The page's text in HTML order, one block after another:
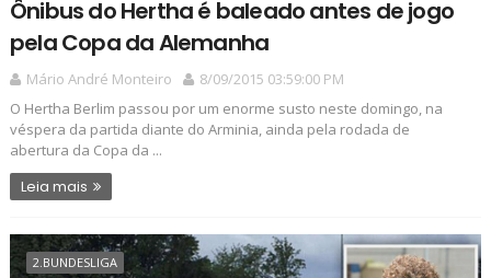
Ônibus do Hertha é baleado antes de jogo
pela Copa da Alemanha
Mário André Monteiro
8/09/2015 03:59:00 PM
O Hertha Berlim passou por um enorme susto neste domingo, na
véspera da partida diante do Arminia, ainda pela rodada de
abertura da Copa da ...
Leia mais
2.BUNDESLIGA